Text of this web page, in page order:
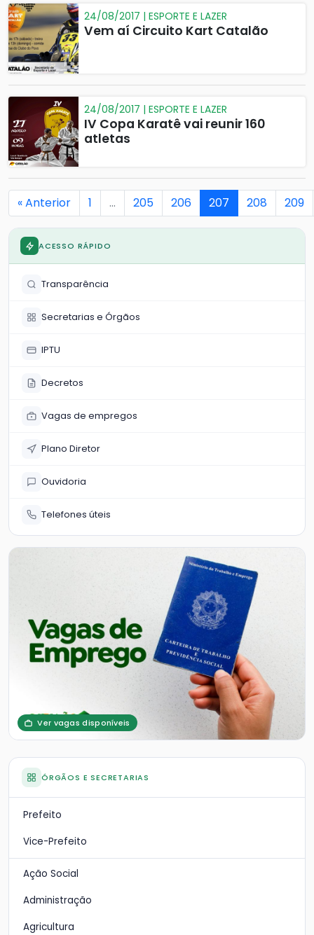
24/08/2017 | ESPORTE E LAZER
Vem aí Circuito Kart Catalão
24/08/2017 | ESPORTE E LAZER
IV Copa Karatê vai reunir 160
atletas
« Anterior 1 … 205 206 207 208 209
ACESSO RÁPIDO
Transparência
Secretarias e Órgãos
IPTU
Decretos
Vagas de empregos
Plano Diretor
Ouvidoria
Telefones úteis
Ver vagas disponíveis
ÓRGÃOS E SECRETARIAS
Prefeito
Vice-Prefeito
Ação Social
Administração
Agricultura